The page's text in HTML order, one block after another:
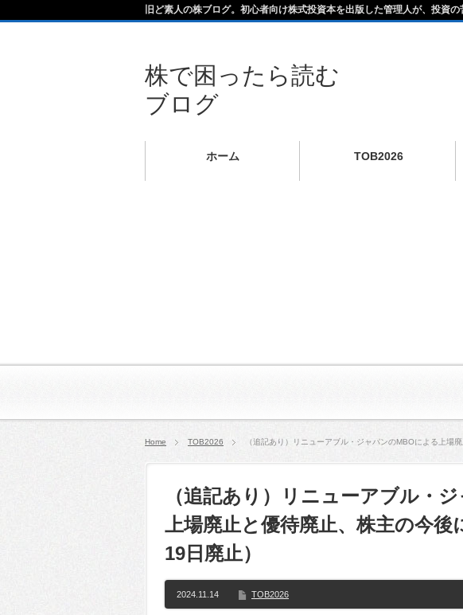
株で困ったら読む
ブログ
ホーム TOB2026
旧ど素人の株ブログ。初心者向け株式投資本を出版した管理人が、投資
Home TOB2026 （追記あり）リニューアブル・ジャパンのMBOによる上場
（追記あり）リニューアブル・
上場廃止と優待廃止、株主の今後
19日廃止）
2024.11.14 TOB2026